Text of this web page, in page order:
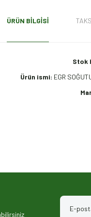
ÜRÜN BILGISI
Stok
Ürün ismi: EGR